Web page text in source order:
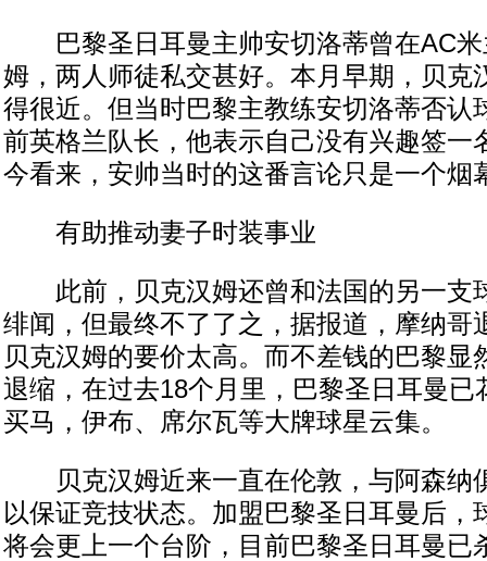
巴黎圣日耳曼主帅安切洛蒂曾在AC米
姆，两人师徒私交甚好。本月早期，贝克
得很近。但当时巴黎主教练安切洛蒂否认
前英格兰队长，他表示自己没有兴趣签一
今看来，安帅当时的这番言论只是一个烟
有助推动妻子时装事业
此前，贝克汉姆还曾和法国的另一支
绯闻，但最终不了了之，据报道，摩纳哥
贝克汉姆的要价太高。而不差钱的巴黎显
退缩，在过去18个月里，巴黎圣日耳曼已
买马，伊布、席尔瓦等大牌球星云集。
贝克汉姆近来一直在伦敦，与阿森纳
以保证竞技状态。加盟巴黎圣日耳曼后，
将会更上一个台阶，目前巴黎圣日耳曼已